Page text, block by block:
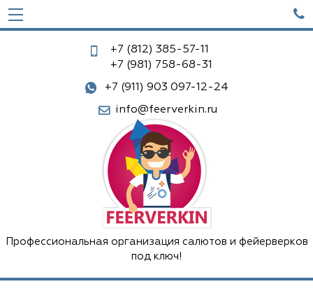

+7 (812) 385-57-11
+7 (981) 758-68-31
+7 (911) 903 097-12-24
info@feerverkin.ru
Профессиональная организация салютов и фейерверков
под ключ!